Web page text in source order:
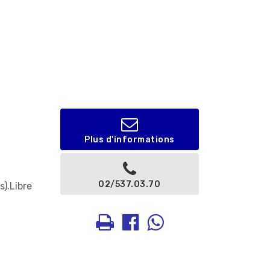
Plus d'informations
02/537.03.70